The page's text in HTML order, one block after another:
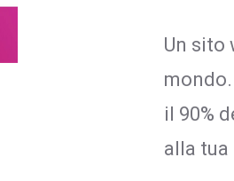
Un sito
il 90%
alla